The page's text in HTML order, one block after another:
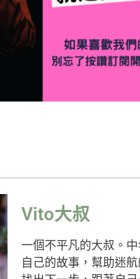
Vito大叔
一個不平凡的大叔。
自己的故事，幫助迷